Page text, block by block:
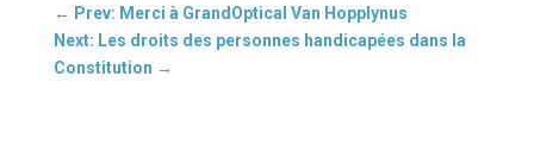
← Prev: Merci à GrandOptical Van Hopplynus
Next: Les droits des personnes handicapées dans la
Constitution →